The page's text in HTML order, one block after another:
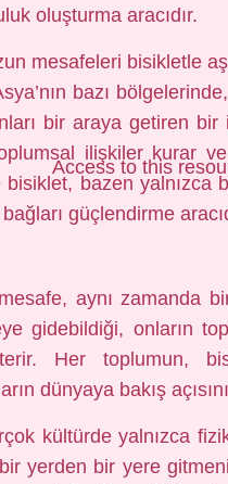
oluşturma aracıdır.
mesafeleri bisikletle
bazı
bir araya getiren bir
ilişkiler kurar
bazen yalnızca
güçlendirme
aynı zamanda
gidebildiği, onların
Her toplumun,
dünyaya bakış
kültürde yalnızca
yerden bir yere
Access to this